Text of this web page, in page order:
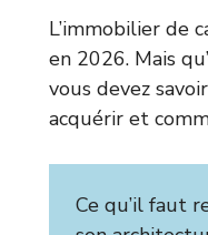
L’immobilier de
en 2026. Mais
vous devez
acquérir et
Ce qu’il faut